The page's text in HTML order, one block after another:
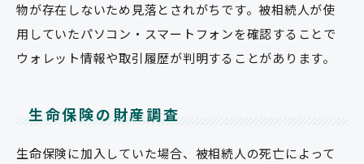
物が存在しないため見落とされがちです。被相続人が使
用していたパソコン・スマートフォンを確認することで
ウォレット情報や取引履歴が判明することがあります。
生命保険の財産調査
生命保険に加入していた場合、被相続人の死亡によって